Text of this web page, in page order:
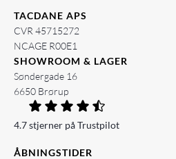
TACDANE APS
CVR 45715272
NCAGE R00E1
SHOWROOM & LAGER
Søndergade 16
6650 Brørup
4.7 stjerner på Trustpilot
ÅBNINGSTIDER